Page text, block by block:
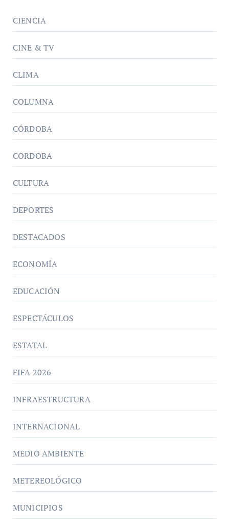
CIENCIA
CINE & TV
CLIMA
COLUMNA
CÓRDOBA
CORDOBA
CULTURA
DEPORTES
DESTACADOS
ECONOMÍA
EDUCACIÓN
ESPECTÁCULOS
ESTATAL
FIFA 2026
INFRAESTRUCTURA
INTERNACIONAL
MEDIO AMBIENTE
METEREOLÓGICO
MUNICIPIOS